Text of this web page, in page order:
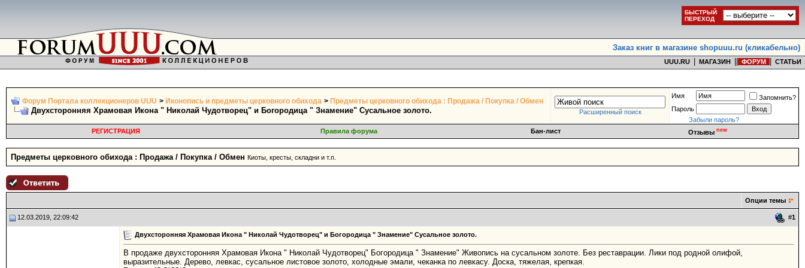
БЫСТРЫЙ
ПЕРЕХОД
Заказ книг в магазине shopuuu.ru (кликабельно)
UUU.RU МАГАЗИН ФОРУМ СТАТЬИ
Форум Портала коллекционеров UUU > Иконопись и предметы церковного обихода > Предметы церковного обихода : Продажа / Покупка / Обмен
Двухсторонняя Храмовая Икона " Николай Чудотворец" и Богородица " Знамение" Сусальное золото. Расширенный поиск
Имя
Запомнить?
Пароль
Забыли пароль?
РЕГИСТРАЦИЯ
Правила форума Бан-лист Отзывы new
Предметы церковного обихода : Продажа / Покупка / Обмен Киоты, кресты, складни и т.п.
Опции темы
12.03.2019, 22:09:42 #1
Двухсторонняя Храмовая Икона " Николай Чудотворец" и Богородица " Знамение" Сусальное золото.
В продаже двухсторонняя Храмовая Икона " Николай Чудотворец" Богородица " Знамение" Живопись на сусальном золоте. Без реставрации. Лики под родной олифой,
выразительные. Дерево, левкас, сусальное листовое золото, холодные эмали, чеканка по левкасу. Доска, тяжелая, крепкая.